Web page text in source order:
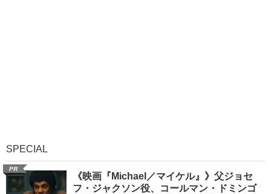
SPECIAL
PR
《映画『Michael／マイケル』》父ジョセ
フ・ジャクソン役、コールマン・ドミンゴ